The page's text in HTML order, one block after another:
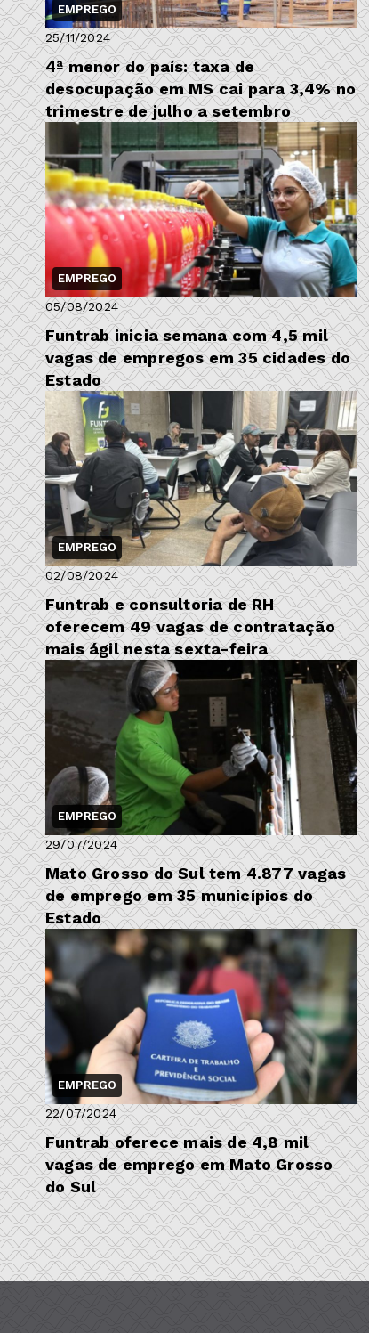
EMPREGO
25/11/2024
4ª menor do país: taxa de
desocupação em MS cai para 3,4% no
trimestre de julho a setembro
EMPREGO
05/08/2024
Funtrab inicia semana com 4,5 mil
vagas de empregos em 35 cidades do
Estado
EMPREGO
02/08/2024
Funtrab e consultoria de RH
oferecem 49 vagas de contratação
mais ágil nesta sexta-feira
EMPREGO
29/07/2024
Mato Grosso do Sul tem 4.877 vagas
de emprego em 35 municípios do
Estado
EMPREGO
22/07/2024
Funtrab oferece mais de 4,8 mil
vagas de emprego em Mato Grosso
do Sul